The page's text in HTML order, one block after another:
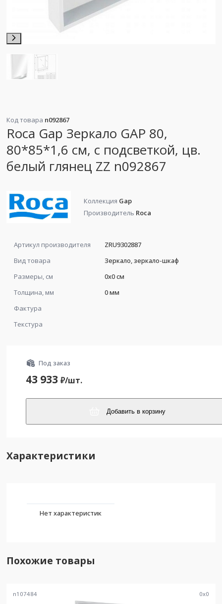
Код товара n092867
Roca Gap Зеркало GAP 80,
80*85*1,6 см, с подсветкой, цв.
белый глянец ZZ n092867
Коллекция Gap
Производитель Roca
Артикул производителя
ZRU9302887
Вид товара
Зеркало, зеркало-шкаф
Размеры, см
0x0 см
Толщина, мм
0 мм
Фактура
Текстура
Под заказ
43 933 ₽/шт.
Добавить в корзину
Характеристики
Нет характеристик
Похожие товары
n107484 0x0